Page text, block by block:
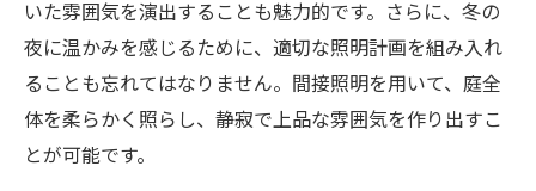
いた雰囲気を演出することも魅力的です。さらに、冬の
夜に温かみを感じるために、適切な照明計画を組み入れ
ることも忘れてはなりません。間接照明を用いて、庭全
体を柔らかく照らし、静寂で上品な雰囲気を作り出すこ
とが可能です。